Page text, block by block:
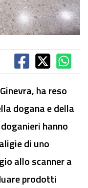
ha reso
dogana e della
hanno
di uno
allo scanner a
prodotti